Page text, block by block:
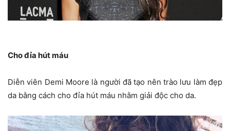
Cho đỉa hút máu
Diễn viên Demi Moore là người đã tạo nên trào lưu làm đẹp
da bằng cách cho đỉa hút máu nhằm giải độc cho da.